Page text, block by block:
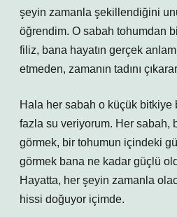
şeyin zamanla şekillendiğini
öğrendim. O sabah tohumdan
filiz, bana hayatın gerçek
etmeden, zamanın tadını
Hala her sabah o küçük bitkiye
fazla su veriyorum. Her sabah,
görmek, bir tohumun içindeki
görmek bana ne kadar güçlü
Hayatta, her şeyin zamanla
hissi doğuyor içimde.